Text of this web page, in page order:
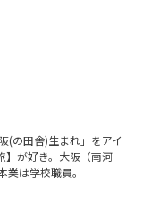
(の田舎)生まれ」をアイ
】が好き。大阪（南河
は学校職員。